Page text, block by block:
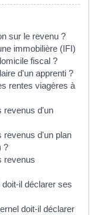
sur le revenu ?
immobilière (IFI)
fiscal ?
d'un apprenti ?
rentes viagères à
revenus d'un
revenus d'un plan
?
revenus
il déclarer ses
doit-il déclarer